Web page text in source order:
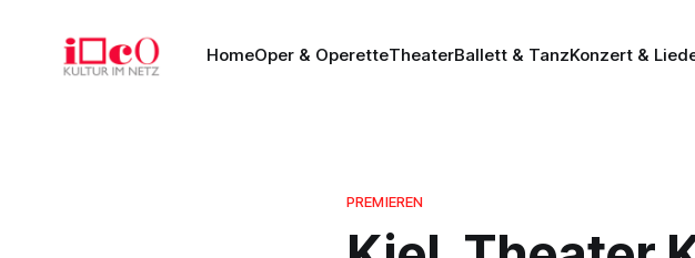
HomeOper & OperetteTheaterBallett & TanzKonzert &
PREMIEREN